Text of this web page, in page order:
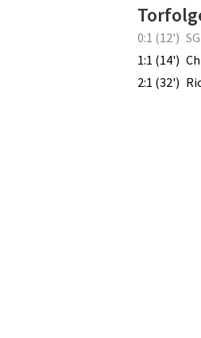
0:1 (12')
1:1 (14')
2:1 (32')